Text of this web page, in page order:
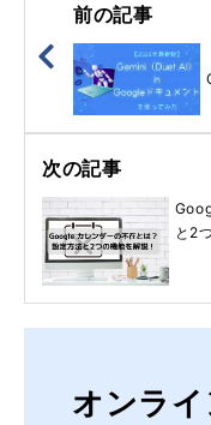
前の記事
次の記事
と2
オンラ